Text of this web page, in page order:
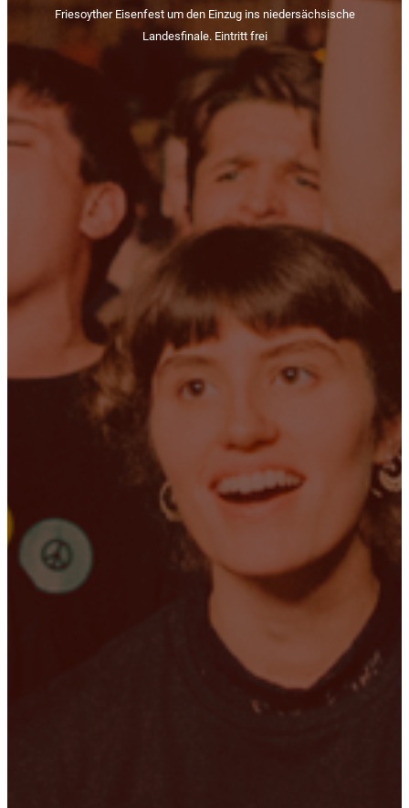
Friesoyther Eisenfest um den Einzug ins niedersächsische
Landesfinale. Eintritt frei